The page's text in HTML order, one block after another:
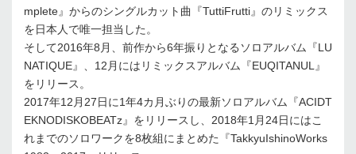
mplete』からのシングルカット曲『TuttiFrutti』のリミックス
を日本人で唯一担当した。
そして2016年8月、前作から6年振りとなるソロアルバム『LU
NATIQUE』、12月にはリミックスアルバム『EUQITANUL』
をリリース。
2017年12月27日に1年4カ月ぶりの最新ソロアルバム『ACIDT
EKNODISKOBEATz』をリリースし、2018年1月24日にはこ
れまでのソロワークを8枚組にまとめた『TakkyuIshinoWorks